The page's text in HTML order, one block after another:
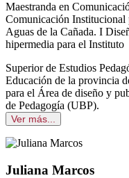
Maestranda en
Comunicación
Aguas de la Cañada. I
hipermedia para el Instituto
Superior de Estudios
Educación de la provincia
para el Área de diseño y
de Pedagogía (UBP).
Ver más...
Juliana Marcos